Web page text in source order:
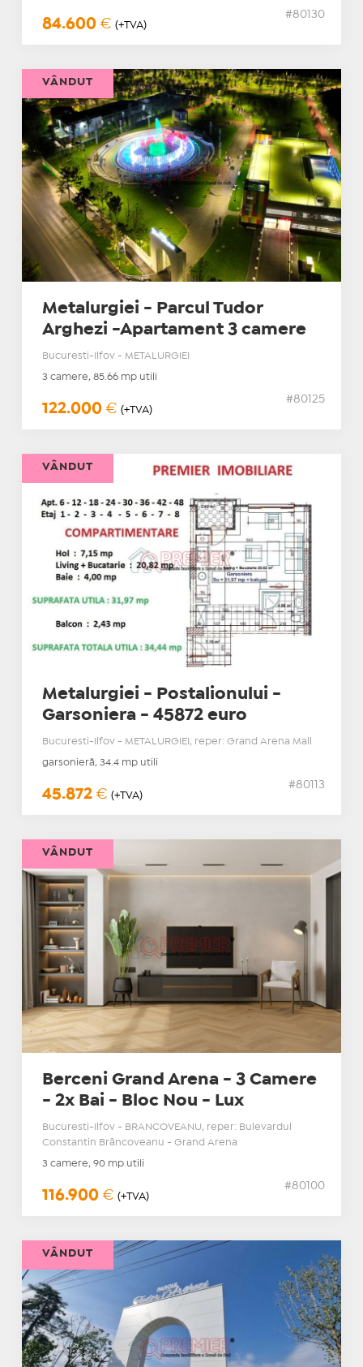
84.600 € (+TVA)
#80130
Metalurgiei - Parcul Tudor
Arghezi -Apartament 3 camere
Bucuresti-Ilfov - METALURGIEI
3 camere, 85.66 mp utili
122.000 € (+TVA)
#80125
VÂNDUT
Metalurgiei - Postalionului -
Garsoniera - 45872 euro
Bucuresti-Ilfov - METALURGIEI, reper: Grand Arena Mall
garsonieră, 34.4 mp utili
45.872 € (+TVA)
#80113
VÂNDUT
Berceni Grand Arena - 3 Camere
- 2x Bai - Bloc Nou - Lux
Bucuresti-Ilfov - BRANCOVEANU, reper: Bulevardul
Constantin Brâncoveanu - Grand Arena
3 camere, 90 mp utili
116.900 € (+TVA)
#80100
VÂNDUT
VÂNDUT